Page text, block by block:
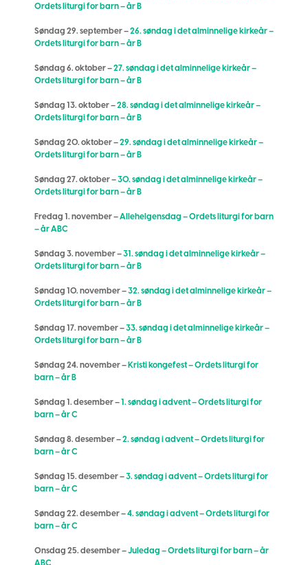
Ordets liturgi for barn – år B
Søndag 29. september –26. søndag i det alminnelige kirkeår –
Ordets liturgi for barn – år B
Søndag 6. oktober –27. søndag i det alminnelige kirkeår –
Ordets liturgi for barn – år B
Søndag 13. oktober –28. søndag i det alminnelige kirkeår –
Ordets liturgi for barn – år B
Søndag 20. oktober –29. søndag i det alminnelige kirkeår –
Ordets liturgi for barn – år B
Søndag 27. oktober –30. søndag i det alminnelige kirkeår –
Ordets liturgi for barn – år B
Fredag 1. november –Allehelgensdag – Ordets liturgi for barn
– år ABC
Søndag 3. november –31. søndag i det alminnelige kirkeår –
Ordets liturgi for barn – år B
Søndag 10. november –32. søndag i det alminnelige kirkeår –
Ordets liturgi for barn – år B
Søndag 17. november –33. søndag i det alminnelige kirkeår –
Ordets liturgi for barn – år B
Søndag 24. november – Kristi kongefest – Ordets liturgi for
barn – år B
Søndag 1. desember –1. søndag i advent – Ordets liturgi for
barn – år C
Søndag 8. desember –2. søndag i advent – Ordets liturgi for
barn – år C
Søndag 15. desember –3. søndag i advent – Ordets liturgi for
barn – år C
Søndag 22. desember –4. søndag i advent – Ordets liturgi for
barn – år C
Onsdag 25. desember –Juledag – Ordets liturgi for barn – år
ABC